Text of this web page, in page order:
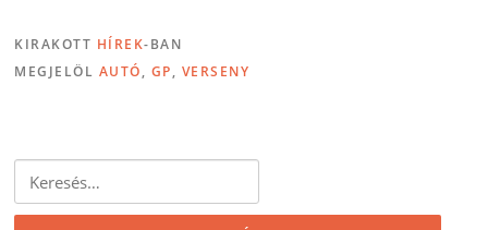
KIRAKOTT HÍREK-BAN
MEGJELÖL AUTÓ, GP, VERSENY